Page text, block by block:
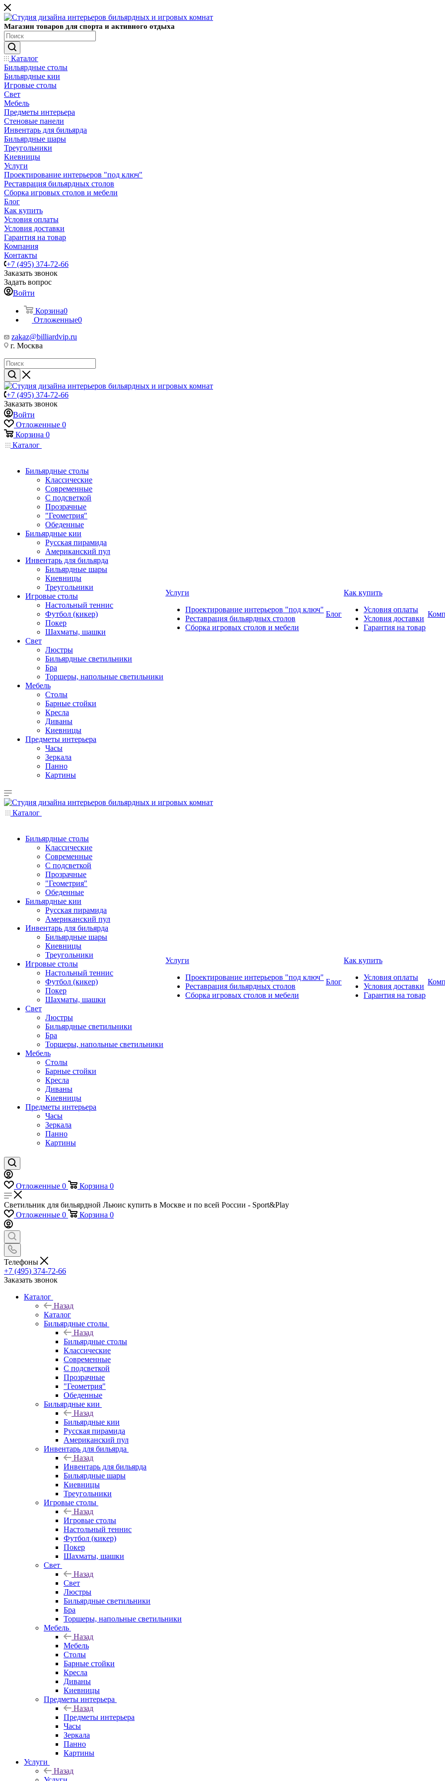
Магазин товаров для спорта и активного отдыха
Каталог
Бильярдные столы
Бильярдные кии
Игровые столы
Свет
Мебель
Предметы интерьера
Стеновые панели
Инвентарь для бильярда
Бильярдные шары
Треугольники
Киевницы
Услуги
Проектирование интерьеров "под ключ"
Реставрация бильярдных столов
Сборка игровых столов и мебели
Блог
Как купить
Условия оплаты
Условия доставки
Гарантия на товар
Компания
Контакты
+7 (495) 374-72-66
Заказать звонок
Задать вопрос
Войти
Корзина0
Отложенные0
zakaz@billiardvip.ru
г. Москва
+7 (495) 374-72-66
Заказать звонок
Войти
Отложенные 0
Корзина 0
Каталог
Бильярдные столы
Классические
Современные
С подсветкой
Прозрачные
"Геометрия"
Обеденные
Бильярдные кии
Русская пирамида
Американский пул
Инвентарь для бильярда
Бильярдные шары
Киевницы
Треугольники
Игровые столы
Настольный теннис
Футбол (кикер)
Покер
Шахматы, шашки
Свет
Люстры
Бильярдные светильники
Бра
Торшеры, напольные светильники
Мебель
Столы
Барные стойки
Кресла
Диваны
Киевницы
Предметы интерьера
Часы
Зеркала
Панно
Картины
Услуги
Проектирование интерьеров "под ключ"
Реставрация бильярдных столов
Сборка игровых столов и мебели
Блог
Как купить
Условия оплаты
Условия доставки
Гарантия на товар
Каталог
Бильярдные столы
Классические
Современные
С подсветкой
Прозрачные
"Геометрия"
Обеденные
Бильярдные кии
Русская пирамида
Американский пул
Инвентарь для бильярда
Бильярдные шары
Киевницы
Треугольники
Игровые столы
Настольный теннис
Футбол (кикер)
Покер
Шахматы, шашки
Свет
Люстры
Бильярдные светильники
Бра
Торшеры, напольные светильники
Мебель
Столы
Барные стойки
Кресла
Диваны
Киевницы
Предметы интерьера
Часы
Зеркала
Панно
Картины
Услуги
Проектирование интерьеров "под ключ"
Реставрация бильярдных столов
Сборка игровых столов и мебели
Блог
Как купить
Условия оплаты
Условия доставки
Гарантия на товар
Отложенные 0 Корзина 0
Светильник для бильярдной Льюис купить в Москве и по всей России - Sport&Play
Отложенные 0 Корзина 0
Телефоны
+7 (495) 374-72-66
Заказать звонок
Каталог
Назад
Каталог
Бильярдные столы
Назад
Бильярдные столы
Классические
Современные
С подсветкой
Прозрачные
"Геометрия"
Обеденные
Бильярдные кии
Назад
Бильярдные кии
Русская пирамида
Американский пул
Инвентарь для бильярда
Назад
Инвентарь для бильярда
Бильярдные шары
Киевницы
Треугольники
Игровые столы
Назад
Игровые столы
Настольный теннис
Футбол (кикер)
Покер
Шахматы, шашки
Свет
Назад
Свет
Люстры
Бильярдные светильники
Бра
Торшеры, напольные светильники
Мебель
Назад
Мебель
Столы
Барные стойки
Кресла
Диваны
Киевницы
Предметы интерьера
Назад
Предметы интерьера
Часы
Зеркала
Панно
Картины
Услуги
Назад